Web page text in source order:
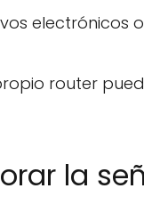
router
la